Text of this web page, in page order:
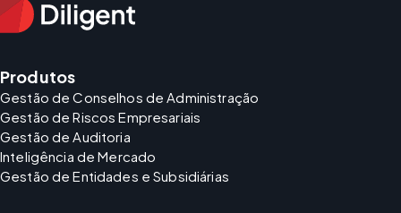
Produtos
Gestão de Conselhos de Administração
Gestão de Riscos Empresariais
Gestão de Auditoria
Inteligência de Mercado
Gestão de Entidades e Subsidiárias